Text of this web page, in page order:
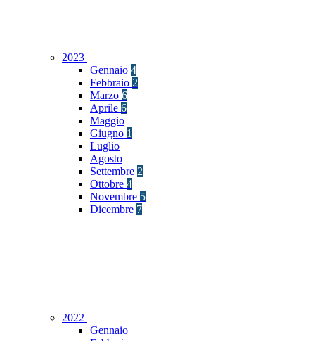
2023
Gennaio 4
Febbraio 2
Marzo 6
Aprile 6
Maggio
Giugno 1
Luglio
Agosto
Settembre 2
Ottobre 4
Novembre 5
Dicembre 7
2022
Gennaio